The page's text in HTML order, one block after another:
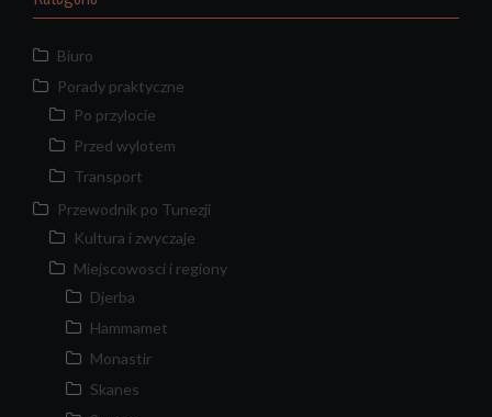
Biuro
Porady praktyczne
Po przylocie
Przed wylotem
Transport
Przewodnik po Tunezji
Kultura i zwyczaje
Miejscowosci i regiony
Djerba
Hammamet
Monastir
Skanes